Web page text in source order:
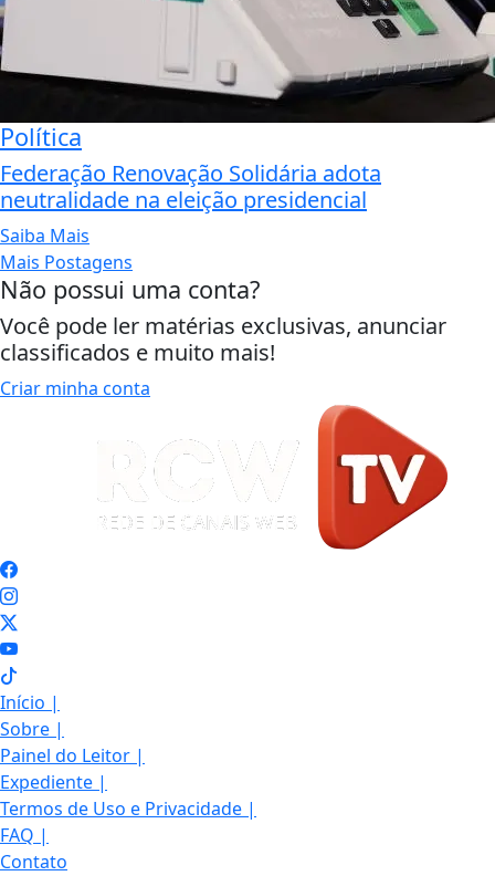
Política
Federação Renovação Solidária adota
neutralidade na eleição presidencial
Saiba Mais
Mais Postagens
Não possui uma conta?
Você pode ler matérias exclusivas, anunciar
classificados e muito mais!
Criar minha conta
Início |
Sobre |
Painel do Leitor |
Expediente |
Termos de Uso e Privacidade |
FAQ |
Contato